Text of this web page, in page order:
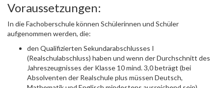
Voraussetzungen:
In die Fachoberschule können Schülerinnen und Schüler
aufgenommen werden, die:
den Qualifizierten Sekundarabschlusses I
(Realschulabschluss) haben und wenn der Durchschnitt des
Jahreszeugnisses der Klasse 10 mind. 3,0 beträgt (bei
Absolventen der Realschule plus müssen Deutsch,